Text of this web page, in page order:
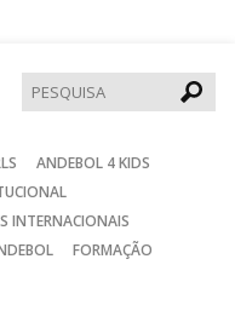
ANDEBOL 4 KIDS
INTERNACIONAIS
FORMAÇÃO